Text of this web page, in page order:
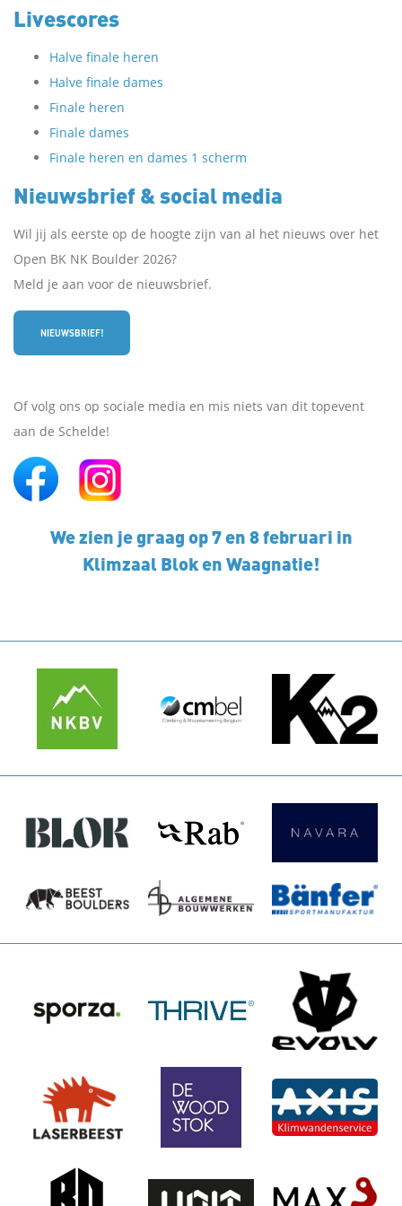
Livescores
Halve finale heren
Halve finale dames
Finale heren
Finale dames
Finale heren en dames 1 scherm
Nieuwsbrief & social media
Wil jij als eerste op de hoogte zijn van al het nieuws over het
Open BK NK Boulder 2026?
Meld je aan voor de nieuwsbrief.
NIEUWSBRIEF!
Of volg ons op sociale media en mis niets van dit topevent
aan de Schelde!
We zien je graag op 7 en 8 februari in
Klimzaal Blok en Waagnatie!